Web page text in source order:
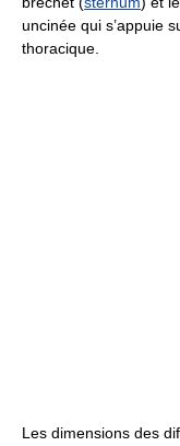
uncinée qui s’appuie
thoracique.
Les dimensions des